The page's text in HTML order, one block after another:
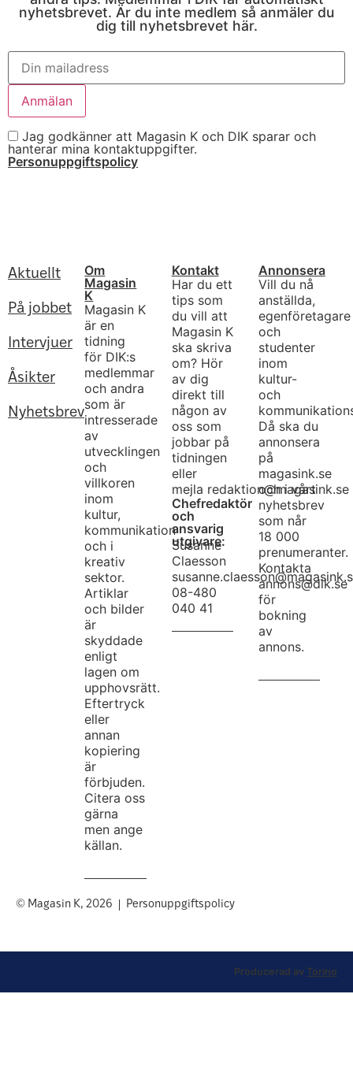
nyhetsbrevet. Är du inte medlem så anmäler du
dig till nyhetsbrevet här.
Jag godkänner att Magasin K och DIK sparar och
hanterar mina kontaktuppgifter.
Personuppgiftspolicy
Aktuellt
På jobbet
Intervjuer
Åsikter
Nyhetsbrev
Om
Magasin
K
Magasin K
är en
tidning
för DIK:s
medlemmar
och andra
som är
intresserade
av
utvecklingen
och
villkoren
inom
kultur,
kommunikation
och i
kreativ
sektor.
Artiklar
och bilder
är
skyddade
enligt
lagen om
upphovsrätt.
Eftertryck
eller
annan
kopiering
är
förbjuden.
Citera oss
gärna
men ange
källan.
Kontakt
Har du ett
tips som
du vill att
Magasin K
ska skriva
om? Hör
av dig
direkt till
någon av
oss som
jobbar på
tidningen
eller
mejla redaktion@magasink.se
Chefredaktör
och
ansvarig
utgivare:
Susanne
Claesson
08-480
040 41
Annonsera
Vill du nå
anställda,
egenföretagare
och
studenter
inom
kultur-
och
Då ska du
annonsera
på
magasink.se
och i vårt
nyhetsbrev
som når
18 000
prenumeranter.
Kontakta
annons@dik.se
för
bokning
av
annons.
© Magasin K, 2026 Personuppgiftspolicy
Producerad av Torino